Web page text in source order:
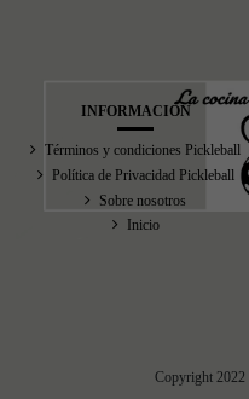
INFORMACIÓN
Términos y condiciones Pickleball
Política de Privacidad Pickleball
Sobre nosotros
Inicio
Copyright 2022